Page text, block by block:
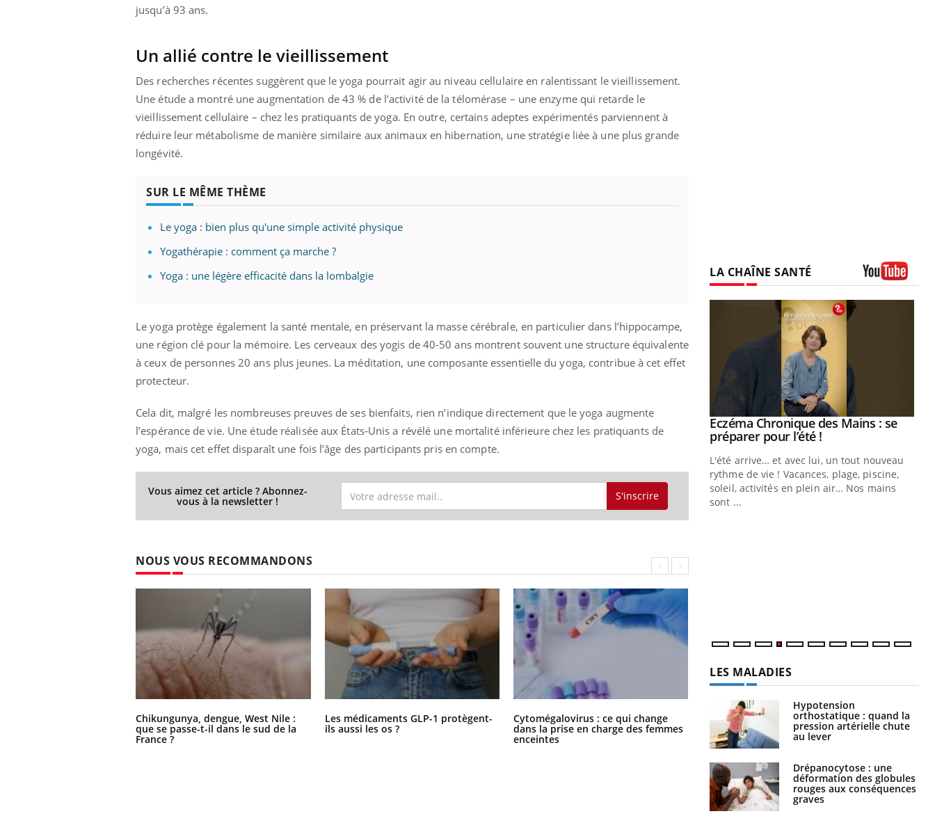
jusqu’à 93 ans.
Un allié contre le vieillissement
Des recherches récentes suggèrent que le yoga pourrait agir au niveau cellulaire en ralentissant le vieillissement.
Une étude a montré une augmentation de 43 % de l’activité de la télomérase – une enzyme qui retarde le
vieillissement cellulaire – chez les pratiquants de yoga. En outre, certains adeptes expérimentés parviennent à
réduire leur métabolisme de manière similaire aux animaux en hibernation, une stratégie liée à une plus grande
longévité.
SUR LE MÊME THÈME
Le yoga : bien plus qu'une simple activité physique
Yogathérapie : comment ça marche ?
Yoga : une légère efficacité dans la lombalgie
Le yoga protège également la santé mentale, en préservant la masse cérébrale, en particulier dans l’hippocampe,
une région clé pour la mémoire. Les cerveaux des yogis de 40-50 ans montrent souvent une structure équivalente
à ceux de personnes 20 ans plus jeunes. La méditation, une composante essentielle du yoga, contribue à cet effet
protecteur.
Cela dit, malgré les nombreuses preuves de ses bienfaits, rien n’indique directement que le yoga augmente
l’espérance de vie. Une étude réalisée aux États-Unis a révélé une mortalité inférieure chez les pratiquants de
yoga, mais cet effet disparaît une fois l’âge des participants pris en compte.
Vous aimez cet article ? Abonnez-
vous à la newsletter ! S'inscrire
NOUS VOUS RECOMMANDONS
Chikungunya, dengue, West Nile :
que se passe-t-il dans le sud de la
France ?
Les médicaments GLP-1 protègent-
ils aussi les os ?
Cytomégalovirus : ce qui change
dans la prise en charge des femmes
enceintes
La sieste empêche-t-elle de dormir
la nuit ?
LA CHAÎNE SANTÉ
Carence en fer : comprendre pour
Youtube
même alopécie… Les symptômes de la
carence en fer sont multiples ce qui la rend
Youtube
Insuline & Charge mentale : et si on
osait en parler??Youtube
reste entourée d'idées reçues chez les
patients comme parfois chez les soignants.
Youtube
Eczéma Chronique des Mains : se
préparer pour l’été !Youtube
L'été arrive… et avec lui, un tout nouveau
rythme de vie ! Vacances, plage, piscine,
soleil, activités en plein air… Nos mains
sont ...
LES MALADIES
Hypotension
orthostatique : quand la
pression artérielle chute
au lever
Drépanocytose : une
déformation des globules
rouges aux conséquences
graves